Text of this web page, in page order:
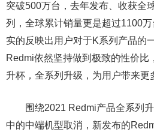
突破500万台，去年发布、收获全
列，全球累计销量更是超过1100
实的反映出用户对于K系列产品的
Redmi依然坚持做到极致的性价比
升杯，全系列升级，为用户带来更
围绕2021 Redmi产品全系列升
中的中端机型取消，新发布的